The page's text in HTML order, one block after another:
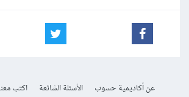
عن أكاديمية حسوب الأسئلة الشائعة اكتب معنا